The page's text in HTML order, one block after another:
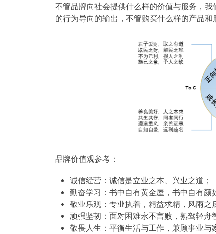
不管品牌向社会提供什么样的价值与服务，
的行为导向的输出，不管购买什么样的产品和
品牌价值观参考：
诚信经营：诚信是立业之本、兴业之道；
勤奋学习：书中自有黄金屋，书中自有颜
敬业乐观：专业执着，精益求精，风雨之
顽强坚韧：面对困难永不言败，熟驾轻舟
敬畏人生：平衡生活与工作，兼顾事业与